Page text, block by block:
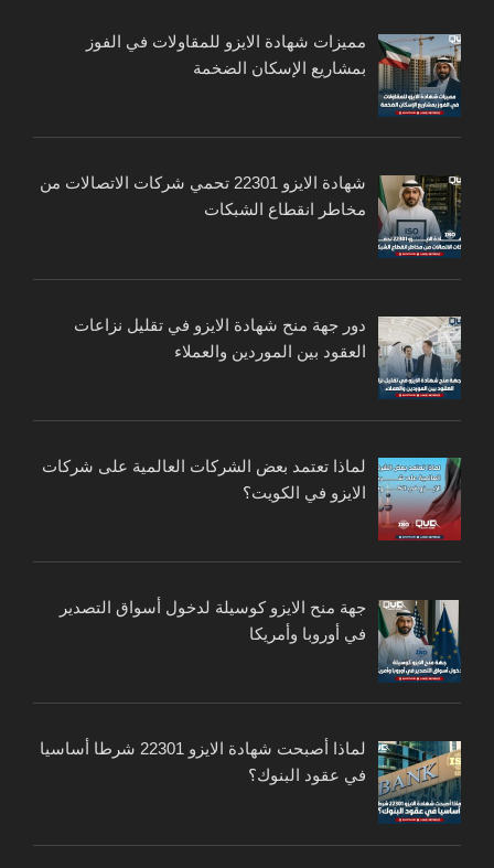
مميزات شهادة الايزو للمقاولات في الفوز
بمشاريع الإسكان الضخمة
شهادة الايزو 22301 تحمي شركات الاتصالات من
مخاطر انقطاع الشبكات
دور جهة منح شهادة الايزو في تقليل نزاعات
العقود بين الموردين والعملاء
لماذا تعتمد بعض الشركات العالمية على شركات
الايزو في الكويت؟
جهة منح الايزو كوسيلة لدخول أسواق التصدير
في أوروبا وأمريكا
لماذا أصبحت شهادة الايزو 22301 شرطا أساسيا
في عقود البنوك؟